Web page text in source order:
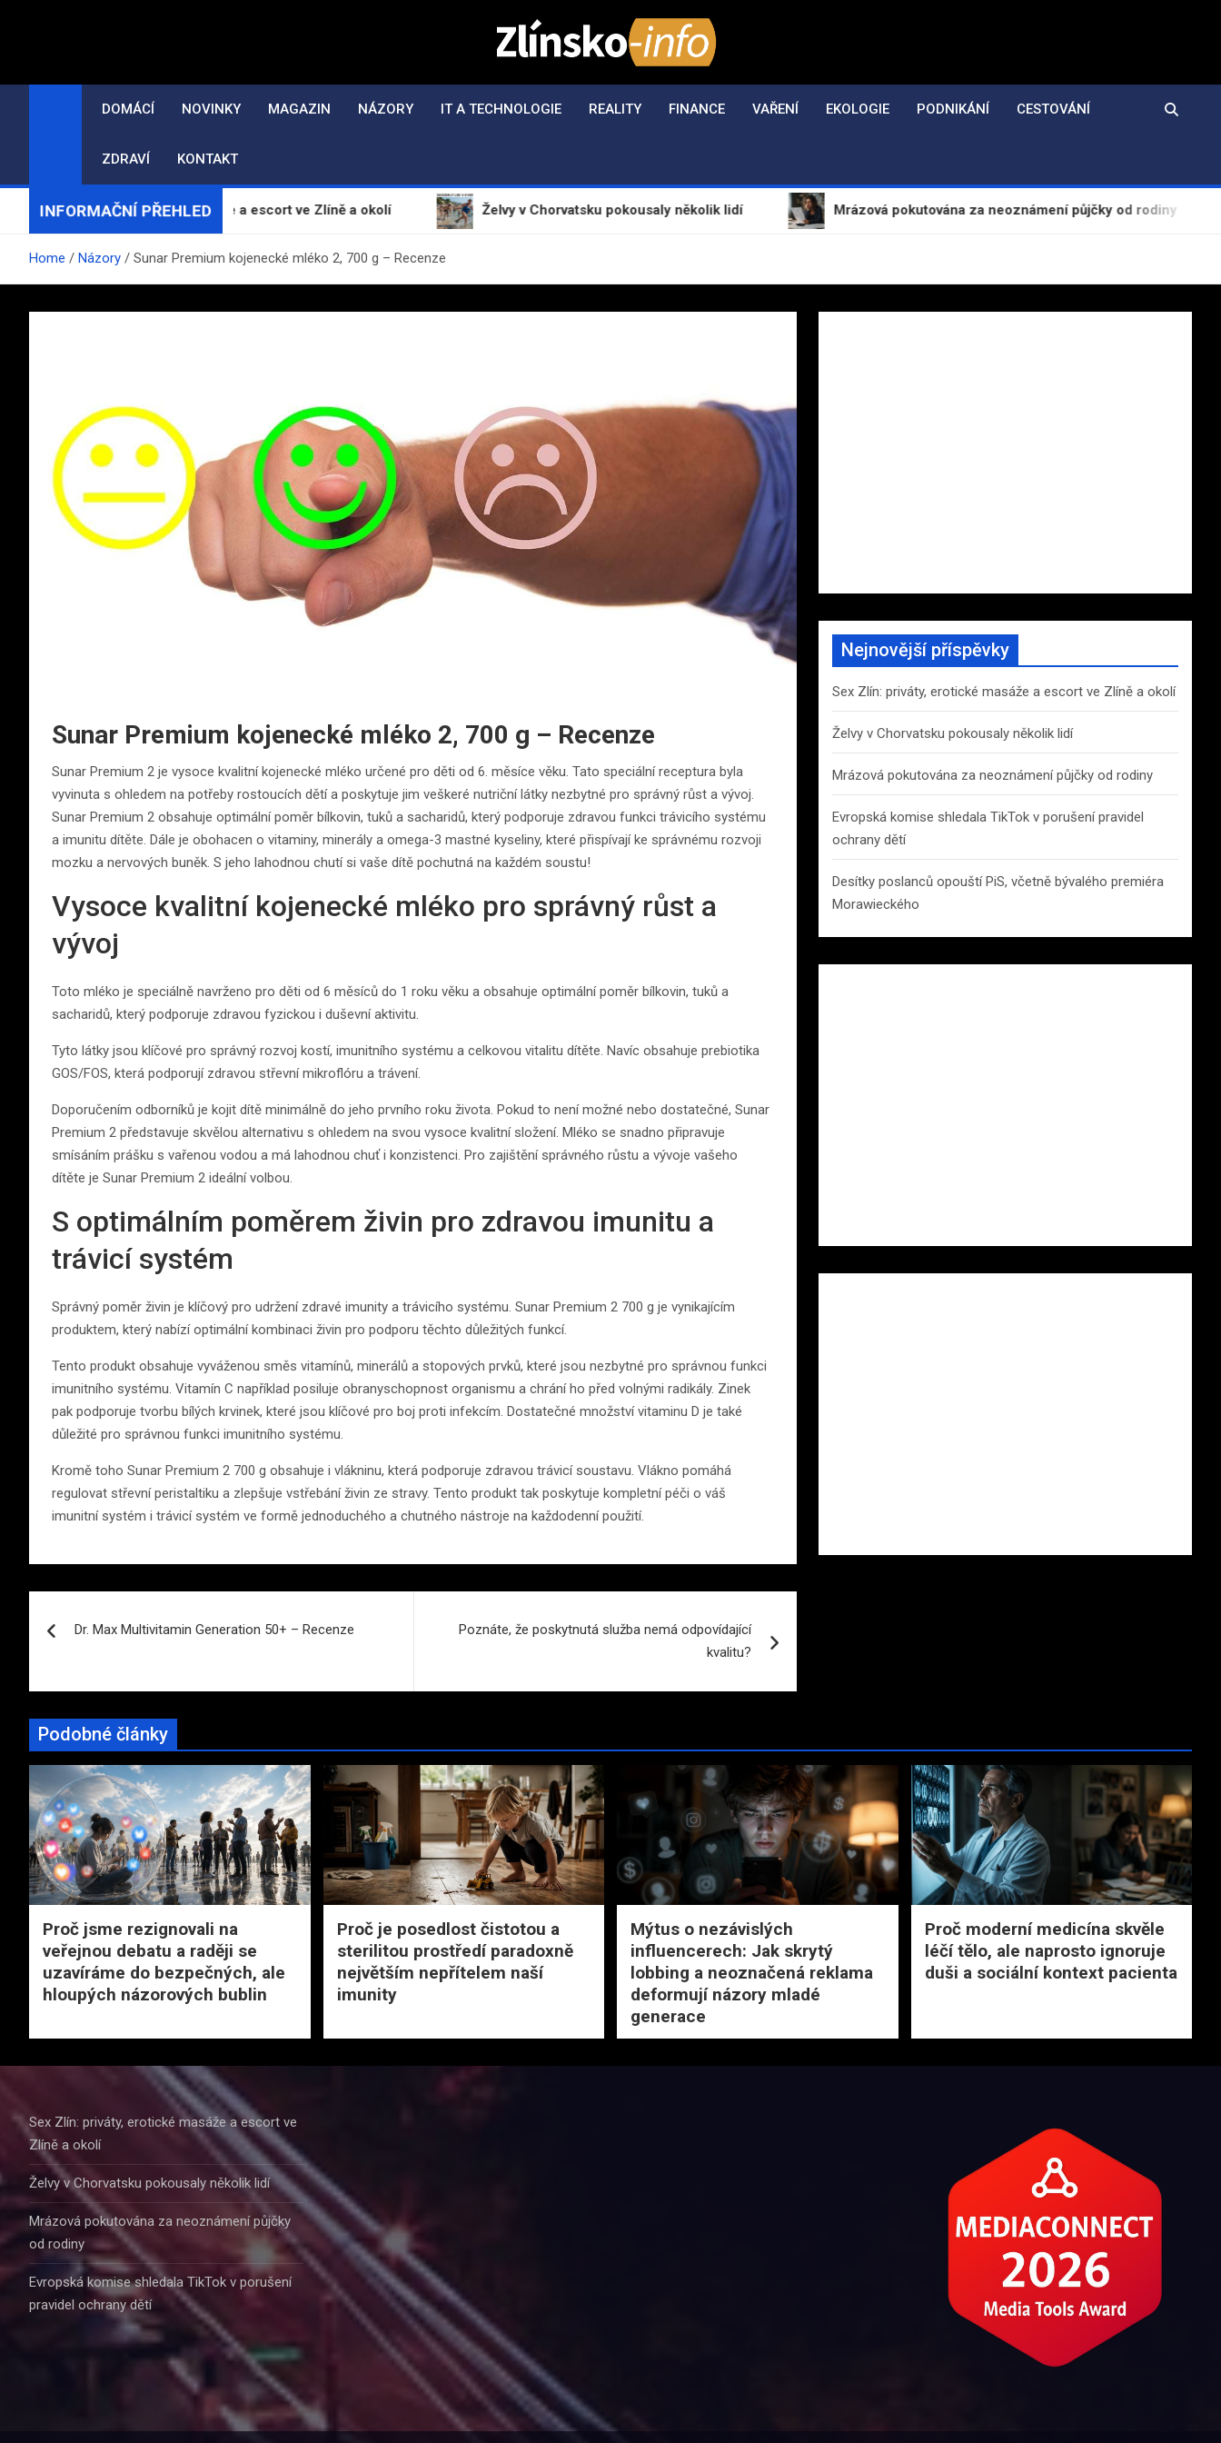
Zlínsko-Info.cz
Aktuální informace z regionu a zpravodajství
DOMÁCÍ
NOVINKY MAGAZIN NÁZORY IT A TECHNOLOGIE REALITY FINANCE VAŘENÍ EKOLOGIE PODNIKÁNÍ CESTOVÁNÍ
ZDRAVÍ KONTAKT
INFORMAČNÍ PŘEHLED
priváty, erotické masáže a escort ve Zlíně a okolí Želvy v Chorvatsku pokousaly několik lidí Mrázová pokutována za neoznámení půjčky od rodiny
Home Názory Sunar Premium kojenecké mléko 2, 700 g – Recenze
Sunar Premium kojenecké mléko 2, 700 g – Recenze
Sunar Premium 2 je vysoce kvalitní kojenecké mléko určené pro děti od 6. měsíce věku. Tato speciální receptura byla
vyvinuta s ohledem na potřeby rostoucích dětí a poskytuje jim veškeré nutriční látky nezbytné pro správný růst a vývoj.
Sunar Premium 2 obsahuje optimální poměr bílkovin, tuků a sacharidů, který podporuje zdravou funkci trávicího systému
a imunitu dítěte. Dále je obohacen o vitaminy, minerály a omega-3 mastné kyseliny, které přispívají ke správnému rozvoji
mozku a nervových buněk. S jeho lahodnou chutí si vaše dítě pochutná na každém soustu!
Vysoce kvalitní kojenecké mléko pro správný růst a
vývoj
Toto mléko je speciálně navrženo pro děti od 6 měsíců do 1 roku věku a obsahuje optimální poměr bílkovin, tuků a
sacharidů, který podporuje zdravou fyzickou i duševní aktivitu.
Tyto látky jsou klíčové pro správný rozvoj kostí, imunitního systému a celkovou vitalitu dítěte. Navíc obsahuje prebiotika
GOS/FOS, která podporují zdravou střevní mikroflóru a trávení.
Doporučením odborníků je kojit dítě minimálně do jeho prvního roku života. Pokud to není možné nebo dostatečné, Sunar
Premium 2 představuje skvělou alternativu s ohledem na svou vysoce kvalitní složení. Mléko se snadno připravuje
smísáním prášku s vařenou vodou a má lahodnou chuť i konzistenci. Pro zajištění správného růstu a vývoje vašeho
dítěte je Sunar Premium 2 ideální volbou.
S optimálním poměrem živin pro zdravou imunitu a
trávicí systém
Správný poměr živin je klíčový pro udržení zdravé imunity a trávicího systému. Sunar Premium 2 700 g je vynikajícím
produktem, který nabízí optimální kombinaci živin pro podporu těchto důležitých funkcí.
Tento produkt obsahuje vyváženou směs vitamínů, minerálů a stopových prvků, které jsou nezbytné pro správnou funkci
imunitního systému. Vitamín C například posiluje obranyschopnost organismu a chrání ho před volnými radikály. Zinek
pak podporuje tvorbu bílých krvinek, které jsou klíčové pro boj proti infekcím. Dostatečné množství vitaminu D je také
důležité pro správnou funkci imunitního systému.
Kromě toho Sunar Premium 2 700 g obsahuje i vlákninu, která podporuje zdravou trávicí soustavu. Vlákno pomáhá
regulovat střevní peristaltiku a zlepšuje vstřebání živin ze stravy. Tento produkt tak poskytuje kompletní péči o váš
imunitní systém i trávicí systém ve formě jednoduchého a chutného nástroje na každodenní použití.
pro
příspěvek
Dr. Max Multivitamin Generation 50+ – Recenze
Poznáte, že poskytnutá služba nemá odpovídající
kvalitu?
Nejnovější příspěvky
Sex Zlín: priváty, erotické masáže a escort ve Zlíně a okolí
Želvy v Chorvatsku pokousaly několik lidí
Mrázová pokutována za neoznámení půjčky od rodiny
Evropská komise shledala TikTok v porušení pravidel
ochrany dětí
Desítky poslanců opouští PiS, včetně bývalého premiéra
Morawieckého
Podobné články
Proč jsme rezignovali na
veřejnou debatu a raději se
uzavíráme do bezpečných, ale
hloupých názorových bublin
Proč je posedlost čistotou a
sterilitou prostředí paradoxně
největším nepřítelem naší
imunity
Mýtus o nezávislých
influencerech: Jak skrytý
lobbing a neoznačená reklama
deformují názory mladé
generace
Proč moderní medicína skvěle
léčí tělo, ale naprosto ignoruje
duši a sociální kontext pacienta
Sex Zlín: priváty, erotické masáže a escort ve
Zlíně a okolí
Želvy v Chorvatsku pokousaly několik lidí
Mrázová pokutována za neoznámení půjčky
od rodiny
Evropská komise shledala TikTok v porušení
pravidel ochrany dětí